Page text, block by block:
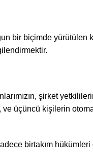
bir biçimde
şirket
üçüncü kişilerin
birtakım